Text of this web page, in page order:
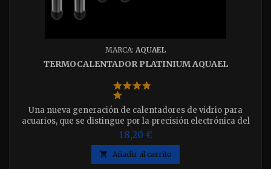
MARCA: AQUAEL
TERMOCALENTADOR PLATINIUM AQUAEL
Una nueva generación de calentadores de vidrio para
acuarios, que se distingue por la precisión electrónica del
termostatoDisponible en 25w-50w-75w-100w-150w-200w-
250w-300w-500w. elija el el que desee.
18,20 €
 Añadir al carrito